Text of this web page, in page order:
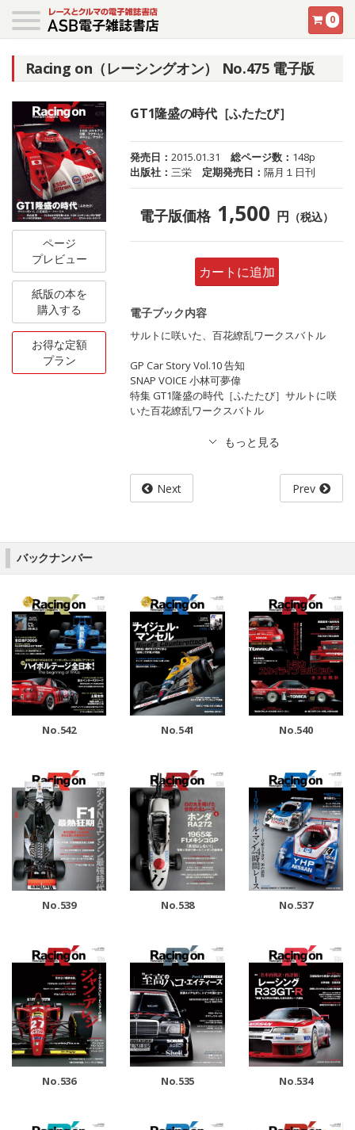
0
Racing on（レーシングオン） No.475 電子版
ページ
プレビュー
紙版の本を
購入する
お得な定額
プラン
GT1隆盛の時代［ふたたび］
発売日：2015.01.31 総ページ数： 148p
出版社：三栄 定期発売日：隔月１日刊
電子版価格 1,500 円 （税込）
カートに追加
電子ブック内容
サルトに咲いた、百花繚乱ワークスバトル
GP Car Story Vol.10 告知
SNAP VOICE 小林可夢偉
特集 GT1隆盛の時代［ふたたび］サルトに咲
いた百花繚乱ワークスバトル
Next Prev
バックナンバー
No.542 No.541 No.540
No.539 No.538 No.537
No.536 No.535 No.534